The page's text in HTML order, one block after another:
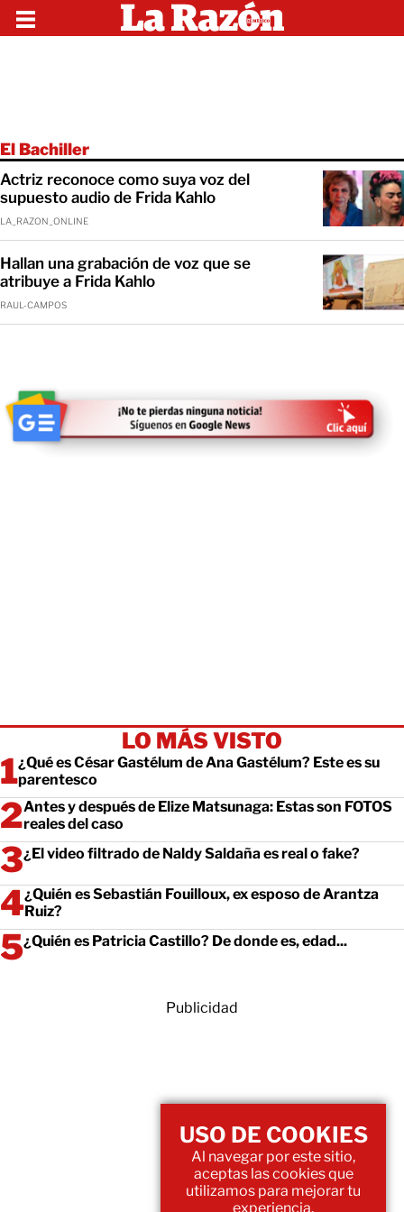
El Bachiller
Actriz reconoce como suya voz del
supuesto audio de Frida Kahlo
LA_RAZON_ONLINE
Hallan una grabación de voz que se
atribuye a Frida Kahlo
RAUL-CAMPOS
LO MÁS VISTO
¿Qué es César Gastélum de Ana Gastélum? Este es su
parentesco
Antes y después de Elize Matsunaga: Estas son FOTOS
reales del caso
¿El video filtrado de Naldy Saldaña es real o fake?
¿Quién es Sebastián Fouilloux, ex esposo de Arantza
Ruiz?
¿Quién es Patricia Castillo? De donde es, edad...
Publicidad
USO DE COOKIES
Al navegar por este sitio,
aceptas las cookies que
utilizamos para mejorar tu
experiencia.